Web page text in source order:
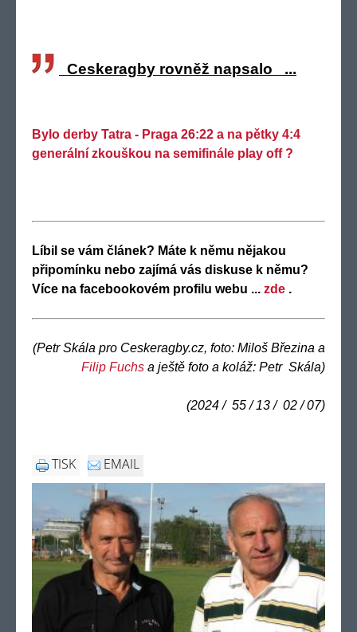
Ceskeragby rovněž napsalo ...
Bylo derby Tatra - Praga 26:22 a na pětky 4:4
generální zkouškou na semifinále play off ?
Líbil se vám článek? Máte k němu nějakou
připomínku nebo zajímá vás diskuse k němu?
Více na facebookovém profilu webu ... zde .
(Petr Skála pro Ceskeragby.cz, foto: Miloš Březina a
Filip Fuchs a ještě foto a koláž: Petr Skála)
(2024 / 55 / 13 / 02 / 07)
EMAIL
TISK